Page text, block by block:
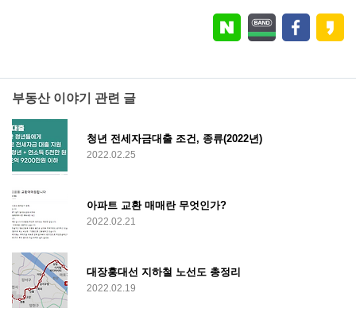
부동산 이야기 관련 글
청년 전세자금대출 조건, 종류(2022년)
2022.02.25
아파트 교환 매매란 무엇인가?
2022.02.21
대장홍대선 지하철 노선도 총정리
2022.02.19